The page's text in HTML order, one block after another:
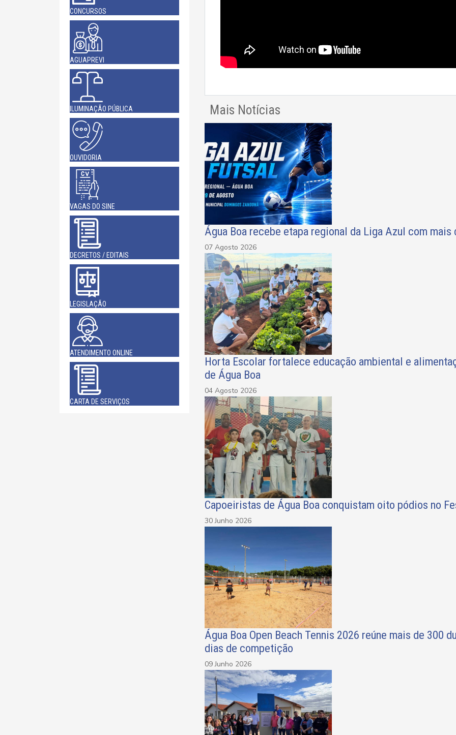
CONCURSOS
AGUAPREVI
ILUMINAÇÃO PÚBLICA
OUVIDORIA
VAGAS DO SINE
DECRETOS / EDITAIS
LEGISLAÇÃO
ATENDIMENTO ONLINE
CARTA DE SERVIÇOS
Mais Notícias
Água Boa recebe etapa regional da Liga Azul com mais
07 Agosto 2026
Horta Escolar fortalece educação ambiental e
de Água Boa
04 Agosto 2026
Capoeiristas de Água Boa conquistam oito pódios no
30 Junho 2026
Água Boa Open Beach Tennis 2026 reúne mais de 300
dias de competição
09 Junho 2026